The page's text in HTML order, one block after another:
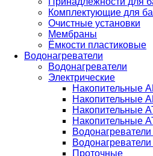
Комплектующие для
Очистные установки
Мембраны
Ёмкости пластиковые
Водонагреватели
Водонагреватели
Электрические
Накопительные
Накопительные
Накопительные
Накопительные
Проточные